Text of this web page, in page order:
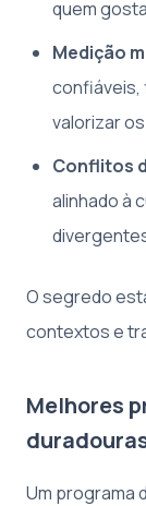
quem
Medição
confiáveis,
valorizar
Conflitos
alinhado à
O segredo
contextos e
Melhores
Um programa